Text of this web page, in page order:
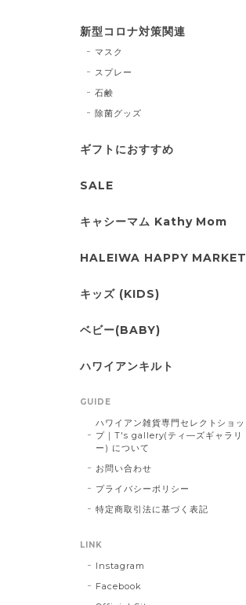
新型コロナ対策関連
マスク
スプレー
石鹸
除菌グッズ
ギフトにおすすめ
SALE
キャシーマム Kathy Mom
HALEIWA HAPPY MARKET
キッズ (KIDS)
ベビー(BABY)
ハワイアンキルト
GUIDE
ハワイアン雑貨専門セレクトショッ
プ｜T's gallery(ティ―ズギャラリ
ー) について
お問い合わせ
プライバシーポリシー
特定商取引法に基づく表記
LINK
Instagram
Facebook